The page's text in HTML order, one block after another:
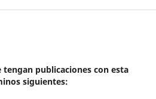
publicaciones con esta
siguientes: